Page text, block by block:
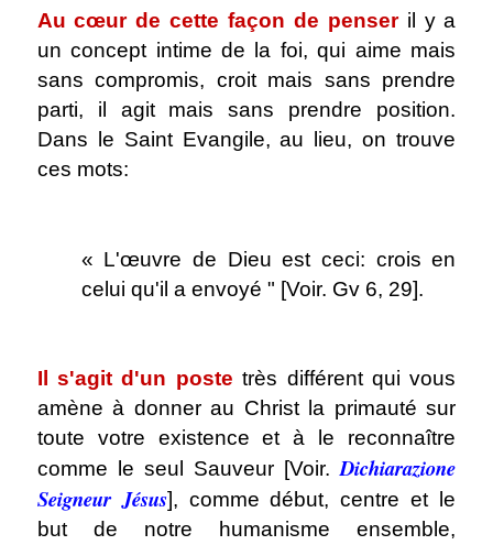
Au cœur de cette façon de penseril y a
un concept intime de la foi, qui aime mais
sans compromis, croit mais sans prendre
parti, il agit mais sans prendre position.
Dans le Saint Evangile, au lieu, on trouve
ces mots:
« L'œuvre de Dieu est ceci: crois en
celui qu'il a envoyé " [Voir. Gv 6, 29].
Il s'agit d'un poste très différent qui vous
amène à donner au Christ la primauté sur
toute votre existence et à le reconnaître
comme le seul Sauveur [Voir.Dichiarazione
Seigneur Jésus], comme début, centre et le
but de notre humanisme ensemble,